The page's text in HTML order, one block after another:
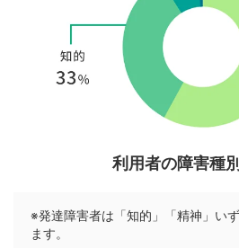
利用者の障害種
※発達障害者は「知的」「精神」い
ます。